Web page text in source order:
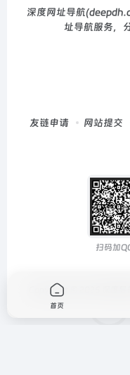
深度网址导航
址导航服务，
友链申请 网站提交
扫码加
Copyright © 2026
首页